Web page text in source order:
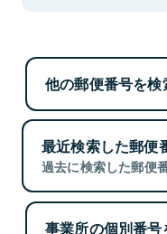
他の郵便番号を検
最近検索した郵便
過去に検索した郵便
事業所の個別番号